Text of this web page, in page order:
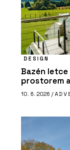
DESIGN
Bazén
prostorem
10. 6. 2026 /